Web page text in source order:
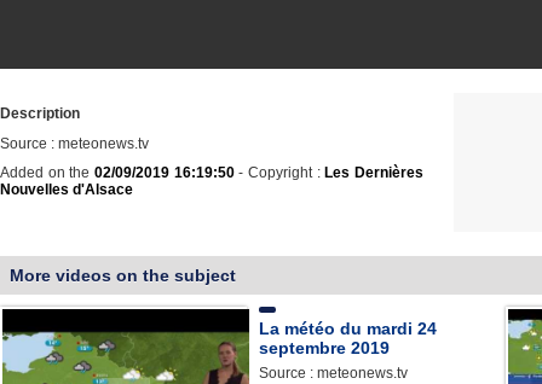
Description
Source : meteonews.tv
Added on the 02/09/2019 16:19:50- Copyright : Les Dernières
Nouvelles d'Alsace
More videos on the subject
La météo du mardi 24
septembre 2019
Source : meteonews.tv